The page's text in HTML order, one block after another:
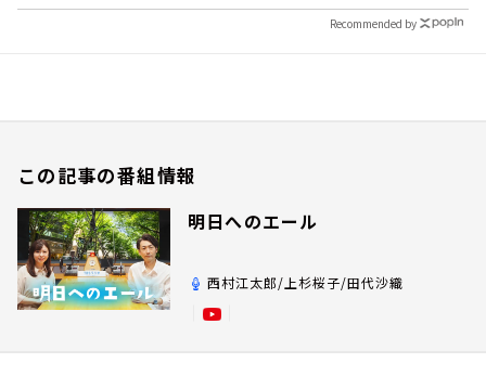
Recommended by
この記事の番組情報
明日へのエール
西村江太郎/上杉桜子/田代沙織